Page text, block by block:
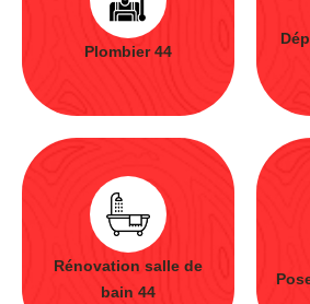
Plombier 44
Rénovation salle de
bain 44